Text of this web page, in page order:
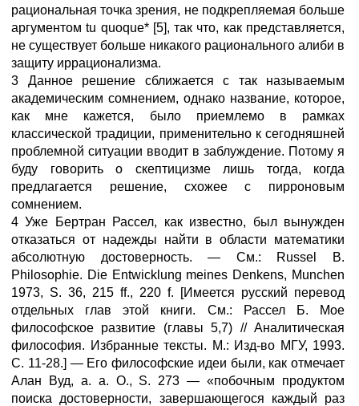
рациональная точка зрения, не подкрепляемая больше
аргументом tu quoque* [5], так что, как представляется,
не существует больше никакого рационального алиби в
защиту иррационализма.
3 Данное решение сближается с так называемым
академическим сомнением, однако название, которое,
как мне кажется, было приемлемо в рамках
классической традиции, применительно к сегодняшней
проблемной ситуации вводит в заблуждение. Потому я
буду говорить о скептицизме лишь тогда, когда
предлагается решение, схожее с пирроновым
сомнением.
4 Уже Бертран Рассел, как известно, был вынужден
отказаться от надежды найти в области математики
абсолютную достоверность. — См.: Russel В.
Philosophie. Die Entwicklung meines Denkens, Munchen
1973, S. 36, 215 ff., 220 f. [Имеется русский перевод
отдельных глав этой книги. См.: Рассел Б. Мое
философское развитие (главы 5,7) // Аналитическая
философия. Избранные тексты. М.: Изд-во МГУ, 1993.
С. 11-28.] — Его философские идеи были, как отмечает
Алан Вуд, а. а. О., S. 273 — «побочным продуктом
поиска достоверности, завершающегося каждый раз